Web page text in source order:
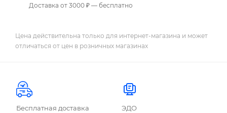
Доставка от 3000 ₽ — бесплатно
Цена действительна только для интернет-магазина и может
отличаться от цен в розничных магазинах
Бесплатная доставка ЭДО